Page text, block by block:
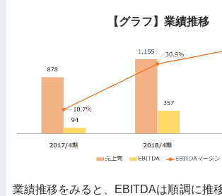
【グラフ】業績推移
業績推移をみると、EBITDAは順調に推